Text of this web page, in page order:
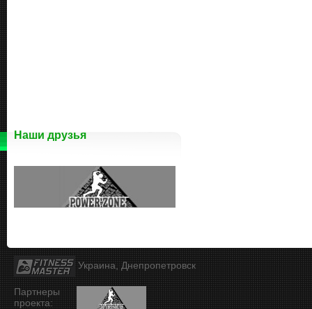
Наши друзья
Украина, Днепропетровск
Партнеры
проекта: